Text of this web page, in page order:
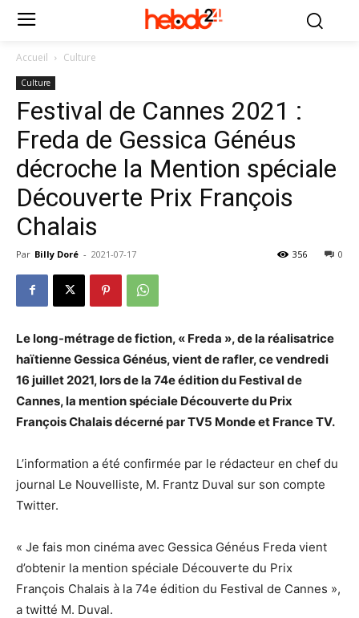
Accueil Culture
Culture
Festival de Cannes 2021 :
Freda de Gessica Généus
décroche la Mention spéciale
Découverte Prix François
Chalais
Par Billy Doré - 2021-07-17 0
356
Le long-métrage de fiction, « Freda », de la réalisatrice
haïtienne Gessica Généus, vient de rafler, ce vendredi
16 juillet 2021, lors de la 74e édition du Festival de
Cannes, la mention spéciale Découverte du Prix
François Chalais décerné par TV5 Monde et France TV.
L’information a été confirmée par le rédacteur en chef du
journal Le Nouvelliste, M. Frantz Duval sur son compte
Twitter.
« Je fais mon cinéma avec Gessica Généus Freda vient
d’obtenir la mention spéciale Découverte du Prix
François Chalais à la 74e édition du Festival de Cannes »,
a twitté M. Duval.